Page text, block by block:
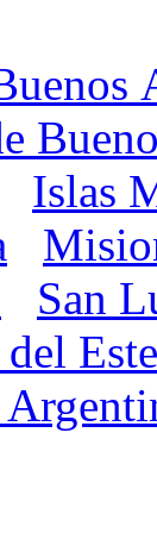
Islas
San